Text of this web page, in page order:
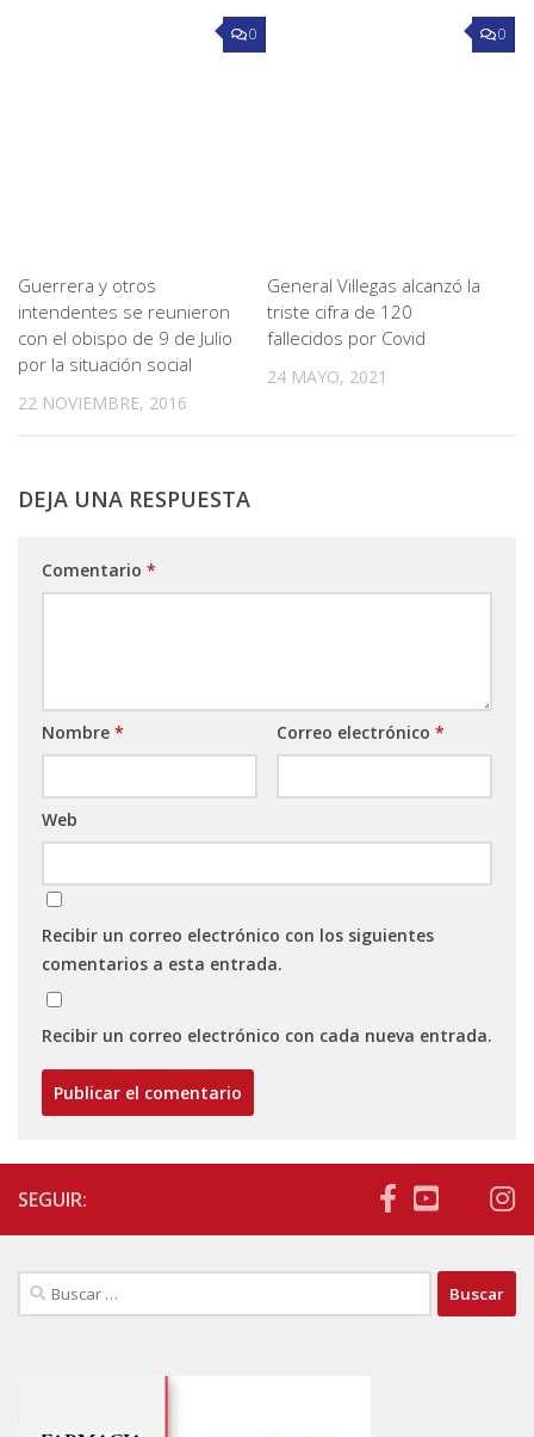
0
Guerrera y otros
intendentes se reunieron
con el obispo de 9 de Julio
por la situación social
22 NOVIEMBRE, 2016
0
General Villegas alcanzó la
triste cifra de 120
fallecidos por Covid
24 MAYO, 2021
DEJA UNA RESPUESTA
Comentario *
Nombre * Correo electrónico *
Web
Recibir un correo electrónico con los siguientes
comentarios a esta entrada.
Recibir un correo electrónico con cada nueva entrada.
SEGUIR:
Buscar: